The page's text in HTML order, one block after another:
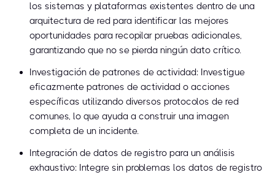
los sistemas y plataformas existentes dentro de una
arquitectura de red para identificar las mejores
oportunidades para recopilar pruebas adicionales,
garantizando que no se pierda ningún dato crítico.
Investigación de patrones de actividad: Investigue
eficazmente patrones de actividad o acciones
específicas utilizando diversos protocolos de red
comunes, lo que ayuda a construir una imagen
completa de un incidente.
Integración de datos de registro para un análisis
exhaustivo: Integre sin problemas los datos de registro